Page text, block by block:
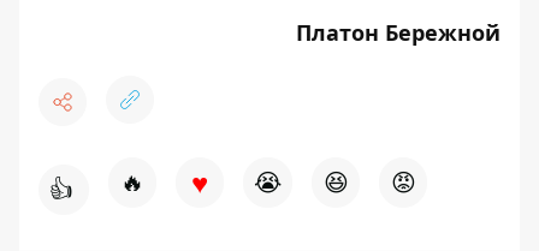
Платон Бережной
👍 🔥 ♥ 😭 😆 😡